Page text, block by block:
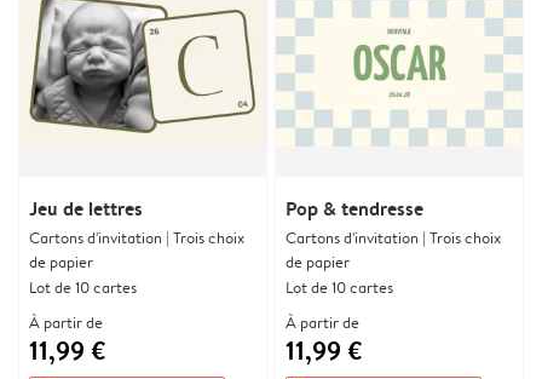
Jeu de lettres
Cartons d'invitation | Trois choix
de papier
Lot de 10 cartes
À partir de
11,99 €
Pop & tendresse
Cartons d'invitation | Trois choix
de papier
Lot de 10 cartes
À partir de
11,99 €